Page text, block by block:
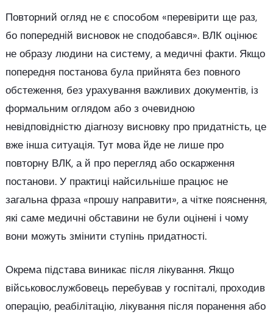
Повторний огляд не є способом «перевірити ще раз,
бо попередній висновок не сподобався». ВЛК оцінює
не образу людини на систему, а медичні факти. Якщо
попередня постанова була прийнята без повного
обстеження, без урахування важливих документів, із
формальним оглядом або з очевидною
невідповідністю діагнозу висновку про придатність, це
вже інша ситуація. Тут мова йде не лише про
повторну ВЛК, а й про перегляд або оскарження
постанови. У практиці найсильніше працює не
загальна фраза «прошу направити», а чітке пояснення,
які саме медичні обставини не були оцінені і чому
вони можуть змінити ступінь придатності.
Окрема підстава виникає після лікування. Якщо
військовослужбовець перебував у госпіталі, проходив
операцію, реабілітацію, лікування після поранення або